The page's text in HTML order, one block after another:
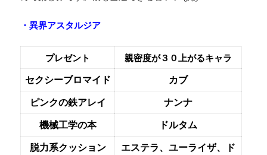
・異界アスタルジア
プレゼント 親密度が３０上がるキャラ
セクシーブロマイド
カブ
ピンクの鉄アレイ
ナンナ
機械工学の本
ドルタム
脱力系クッション
エステラ、ユーライザ、ド